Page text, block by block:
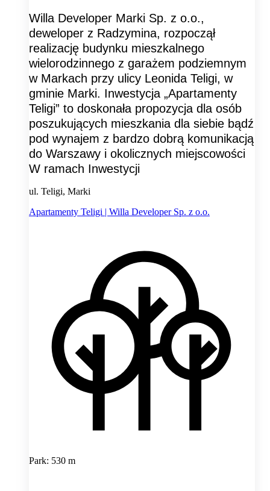
Willa Developer Marki Sp. z o.o.,
deweloper z Radzymina, rozpoczął
realizację budynku mieszkalnego
wielorodzinnego z garażem podziemnym
w Markach przy ulicy Leonida Teligi, w
gminie Marki. Inwestycja „Apartamenty
Teligi” to doskonała propozycja dla osób
poszukujących mieszkania dla siebie bądź
pod wynajem z bardzo dobrą komunikacją
do Warszawy i okolicznych miejscowości
W ramach Inwestycji
ul. Teligi, Marki
Apartamenty Teligi | Willa Developer Sp. z o.o.
Park: 530 m